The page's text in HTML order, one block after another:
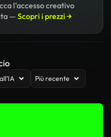
l'accesso creativo
— Scopri i prezzi →
Più recente